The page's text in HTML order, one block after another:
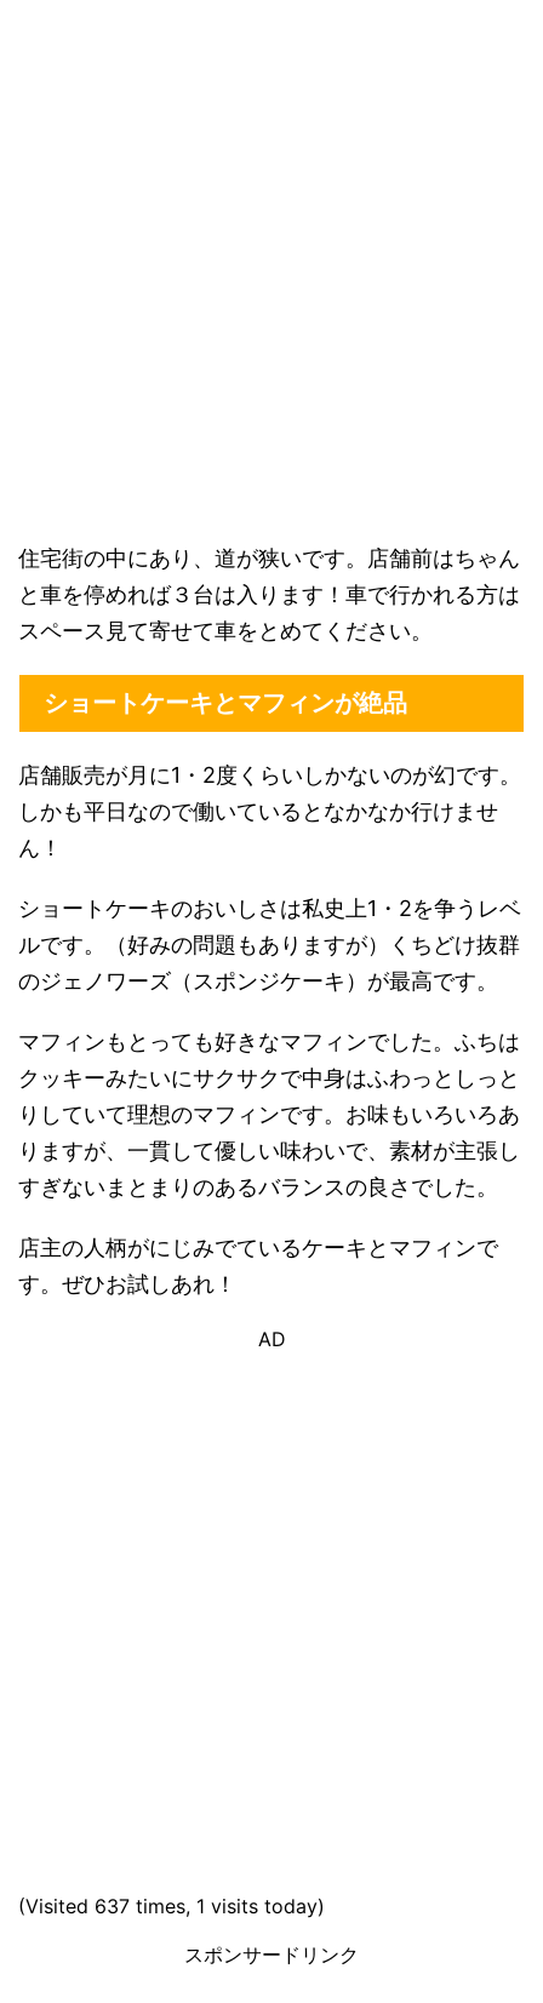
住宅街の中にあり、道が狭いです。店舗前はちゃん
と車を停めれば３台は入ります！車で行かれる方は
スペース見て寄せて車をとめてください。
ショートケーキとマフィンが絶品
店舗販売が月に1・2度くらいしかないのが幻です。
しかも平日なので働いているとなかなか行けませ
ん！
ショートケーキのおいしさは私史上1・2を争うレベ
ルです。（好みの問題もありますが）くちどけ抜群
のジェノワーズ（スポンジケーキ）が最高です。
マフィンもとっても好きなマフィンでした。ふちは
クッキーみたいにサクサクで中身はふわっとしっと
りしていて理想のマフィンです。お味もいろいろあ
りますが、一貫して優しい味わいで、素材が主張し
すぎないまとまりのあるバランスの良さでした。
店主の人柄がにじみでているケーキとマフィンで
す。ぜひお試しあれ！
AD
(Visited 637 times, 1 visits today)
スポンサードリンク